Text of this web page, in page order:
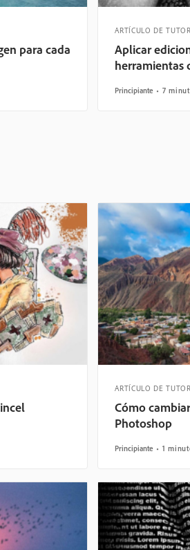
para cada
ARTÍCULO DE
Aplicar
herramientas
Principiante 7
ARTÍCULO DE
Cómo
Photoshop
Principiante 1